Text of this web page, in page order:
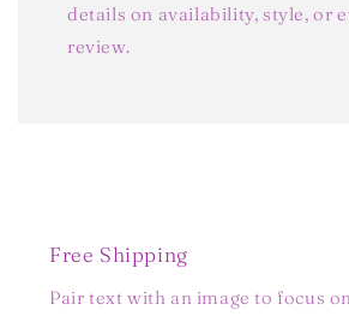
details on availability, style, or
review.
Free Shipping
Pair text with an image to focus